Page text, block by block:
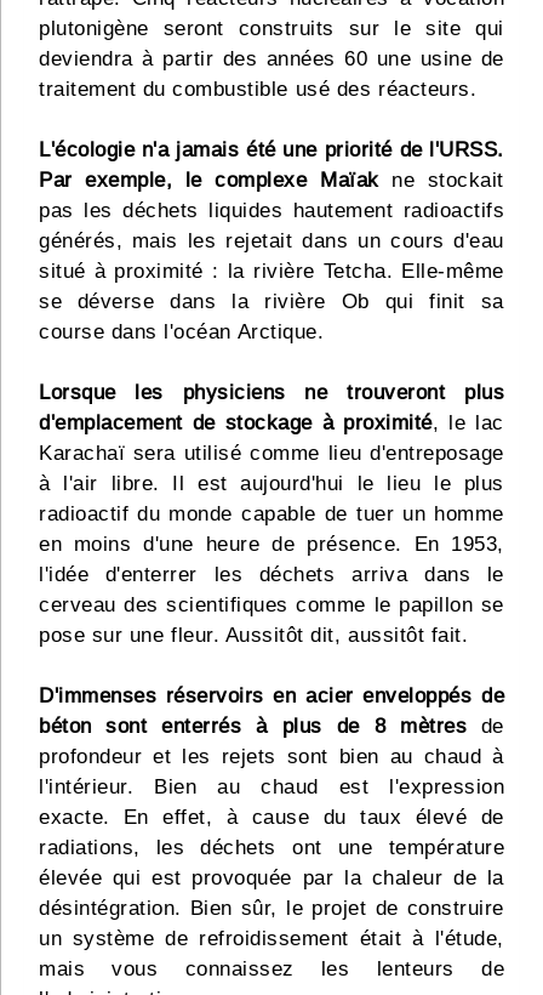
plutonigène seront construits sur le site qui
deviendra à partir des années 60 une usine de
traitement du combustible usé des réacteurs.
L'écologie n'a jamais été une priorité de l'URSS.
Par exemple, le complexe Maïakne stockait
pas les déchets liquides hautement radioactifs
générés, mais les rejetait dans un cours d'eau
situé à proximité : la rivière Tetcha. Elle-même
se déverse dans la rivière Ob qui finit sa
course dans l'océan Arctique.
Lorsque les physiciens ne trouveront plus
d'emplacement de stockage à proximité, le lac
Karachaï sera utilisé comme lieu d'entreposage
à l'air libre. Il est aujourd'hui le lieu le plus
radioactif du monde capable de tuer un homme
en moins d'une heure de présence. En 1953,
l'idée d'enterrer les déchets arriva dans le
cerveau des scientifiques comme le papillon se
pose sur une fleur. Aussitôt dit, aussitôt fait.
D'immenses réservoirs en acier enveloppés de
béton sont enterrés à plus de 8 mètres de
profondeur et les rejets sont bien au chaud à
l'intérieur. Bien au chaud est l'expression
exacte. En effet, à cause du taux élevé de
radiations, les déchets ont une température
élevée qui est provoquée par la chaleur de la
désintégration. Bien sûr, le projet de construire
un système de refroidissement était à l'étude,
mais vous connaissez les lenteurs de